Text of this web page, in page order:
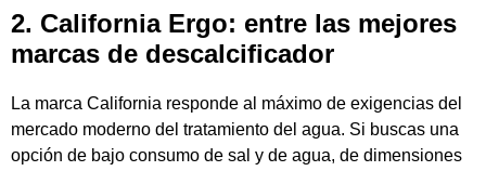
2. California Ergo: entre las mejores
marcas de descalcificador
La marca California responde al máximo de exigencias del
mercado moderno del tratamiento del agua. Si buscas una
opción de bajo consumo de sal y de agua, de dimensiones